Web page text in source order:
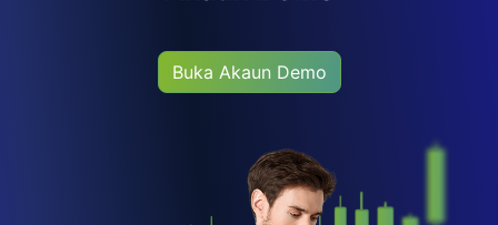
Buka Akaun Demo